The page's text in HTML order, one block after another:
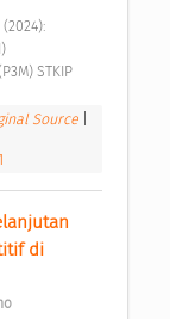
STKIP
Source
di